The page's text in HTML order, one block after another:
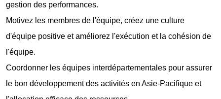
gestion des performances.
Motivez les membres de l'équipe, créez une culture
d'équipe positive et améliorez l'exécution et la cohésion de
l'équipe.
Coordonner les équipes interdépartementales pour assurer
le bon développement des activités en Asie-Pacifique et